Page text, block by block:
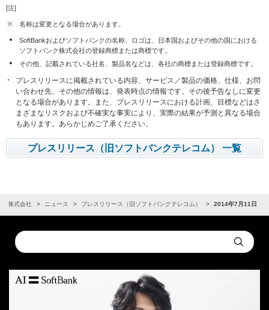
[注]
※ 名称は変更となる場合があります。
SoftBankおよびソフトバンクの名称、ロゴは、日本国およびその他の国における
ソフトバンク株式会社の登録商標または商標です。
その他、記載されている社名、製品名などは、各社の商標または登録商標です。
プレスリリースに掲載されている内容、サービス／製品の価格、仕様、お問
い合わせ先、その他の情報は、発表時点の情報です。その後予告なしに変更
となる場合があります。また、プレスリリースにおける計画、目標などはさ
まざまなリスクおよび不確実な事実により、実際の結果が予測と異なる場合
もあります。あらかじめご了承ください。
プレスリリース（旧ソフトバンクテレコム） 一覧
ク株式会社 ニュース プレスリリース（旧ソフトバンクテレコム） 2014年7月11日
Conduct
a
Submit